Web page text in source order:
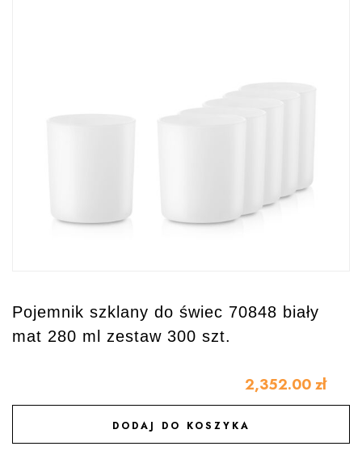
Pojemnik szklany do świec 70848 biały
mat 280 ml zestaw 300 szt.
2,352.00 zł
DODAJ DO KOSZYKA
DODAJ DO ULUBIONYCH